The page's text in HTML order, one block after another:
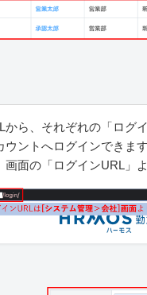
から、それぞれの「ログ
ウントへログインできま
画面の「ログインURL」